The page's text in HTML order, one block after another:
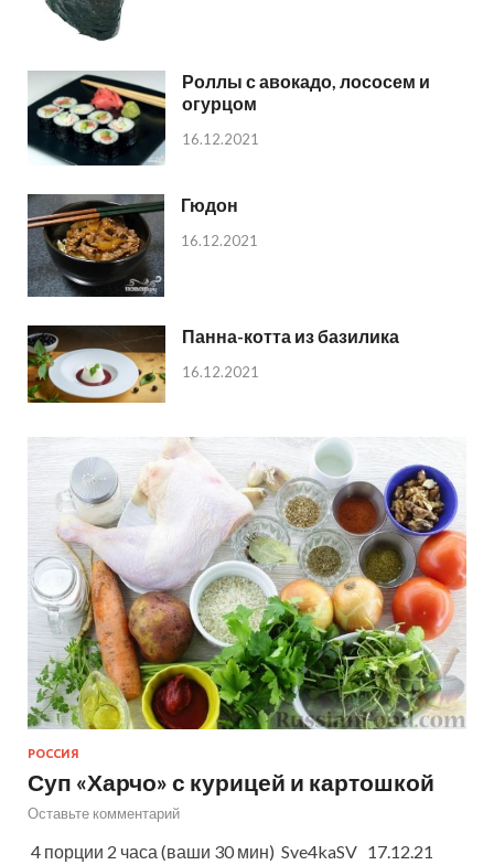
Роллы с авокадо, лососем и
огурцом
16.12.2021
Гюдон
16.12.2021
Панна-котта из базилика
16.12.2021
РОССИЯ
Суп «Харчо» с курицей и картошкой
Оставьте комментарий
4 порции 2 часа (ваши 30 мин) Sve4kaSV 17.12.21